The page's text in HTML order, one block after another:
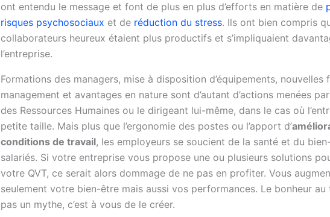
ont entendu le message et font de plus en plus d’efforts en matière de
risques psychosociaux et de réduction du stress. Ils ont bien compris
collaborateurs heureux étaient plus productifs et s’impliquaient
l’entreprise.
Formations des managers, mise à disposition d’équipements, nouvelles
management et avantages en nature sont d’autant d’actions menées
des Ressources Humaines ou le dirigeant lui-même, dans le cas où
petite taille. Mais plus que l’ergonomie des postes ou l’apport d’
conditions de travail, les employeurs se soucient de la santé et du
salariés. Si votre entreprise vous propose une ou plusieurs solutions
votre QVT, ce serait alors dommage de ne pas en profiter. Vous
seulement votre bien-être mais aussi vos performances. Le bonheur au
pas un mythe, c’est à vous de le créer.